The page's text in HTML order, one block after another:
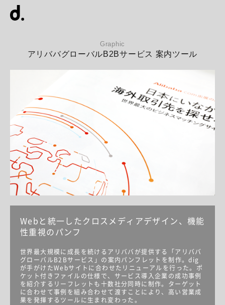
Graphic
アリババグローバルB2Bサービス 案内ツール
Webと統一したクロスメディアデザイン、機能
性重視のパンフ
世界最大規模に成長を続けるアリババが提供する「アリババ
グローバルB2Bサービス」の案内パンフレットを制作。dig
が手がけたWebサイトに合わせたリニューアルを行った。ポ
ケット付きファイルの仕様で、サービス導入企業の成功事例
を紹介するリーフレットも十数社分同時に制作。ターゲット
に合わせて事例を組み合わせて渡すことにより、高い営業成
果を発揮するツールに生まれ変わった。